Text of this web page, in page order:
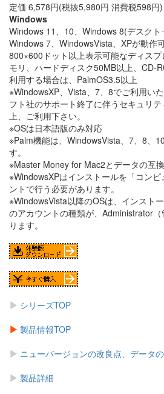
定価 6,578円(税抜5,980円 消費税598円)
Windows
Windows 11、10、Windows 8(デスクト
Windows 7、WindowsVista、XPが動作
800×600ドット以上表示可能なディス
モリ、ハードディスク50MB以上、CD-
利用する場合は、PalmOS3.5以上
※WindowsXP、Vista、7、8でご利用い
フト社のサポート終了に伴うセキュリ
上、ご利用下さい。
※OSは日本語版のみ対応
※Palm機能は、WindowsVista、7、8、
す。
※Master Money for Mac2とデータの互換
※WindowsXPはインストールを「コン
ントで行う必要があります。
※WindowsVista以降のOSは、インスト
のアカウントの種類が、Administrator
ります。
シリーズTOP
製品情報TOP
ニューバージョンの改良点、データ
製品詳細